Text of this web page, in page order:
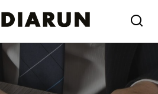
Rynkowych zmienia